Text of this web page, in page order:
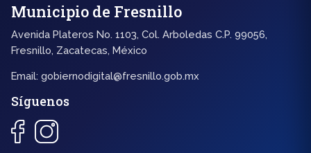
Municipio de Fresnillo
Avenida Plateros No. 1103, Col. Arboledas C.P. 99056,
Fresnillo, Zacatecas, México
Email: gobiernodigital@fresnillo.gob.mx
Síguenos